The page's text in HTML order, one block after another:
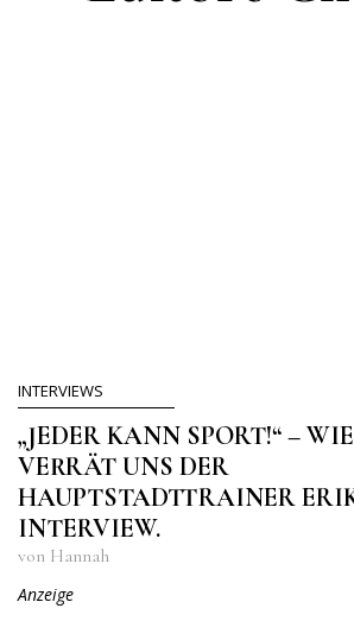
INTERVIEWS
„JEDER KANN SPORT!“ –
VERRÄT UNS DER
HAUPTSTADTTRAINER
INTERVIEW.
von Hannah
Anzeige